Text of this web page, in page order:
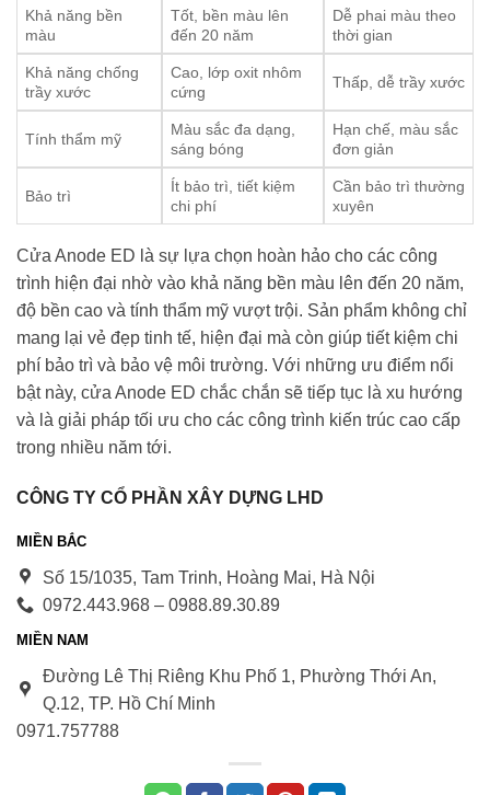
Khả năng bền
màu
Tốt, bền màu lên
đến 20 năm
Dễ phai màu theo
thời gian
Khả năng chống
trầy xước
Cao, lớp oxit nhôm
cứng
Thấp, dễ trầy xước
Tính thẩm mỹ
Màu sắc đa dạng,
sáng bóng
Hạn chế, màu sắc
đơn giản
Bảo trì
Ít bảo trì, tiết kiệm
chi phí
Cần bảo trì thường
xuyên
Cửa Anode ED là sự lựa chọn hoàn hảo cho các công
trình hiện đại nhờ vào khả năng bền màu lên đến 20 năm,
độ bền cao và tính thẩm mỹ vượt trội. Sản phẩm không chỉ
mang lại vẻ đẹp tinh tế, hiện đại mà còn giúp tiết kiệm chi
phí bảo trì và bảo vệ môi trường. Với những ưu điểm nổi
bật này, cửa Anode ED chắc chắn sẽ tiếp tục là xu hướng
và là giải pháp tối ưu cho các công trình kiến trúc cao cấp
trong nhiều năm tới.
CÔNG TY CỔ PHẦN XÂY DỰNG LHD
MIỀN BẮC
Số 15/1035, Tam Trinh, Hoàng Mai, Hà Nội
0972.443.968 – 0988.89.30.89
MIỀN NAM
Đường Lê Thị Riêng Khu Phố 1, Phường Thới An,
Q.12, TP. Hồ Chí Minh
0971.757788